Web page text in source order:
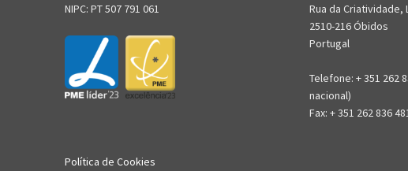
NIPC: PT 507 791 061
Política de Cookies
Rua da Criatividade,
2510-216 Óbidos
Portugal
Telefone: + 351 262
nacional)
Fax: + 351 262 836